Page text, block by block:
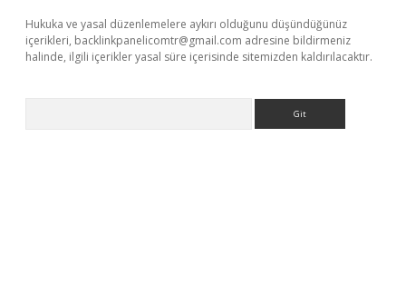
Hukuka ve yasal düzenlemelere aykırı olduğunu düşündüğünüz
içerikleri, backlinkpanelicomtr@gmail.com adresine bildirmeniz
halinde, ilgili içerikler yasal süre içerisinde sitemizden kaldırılacaktır.